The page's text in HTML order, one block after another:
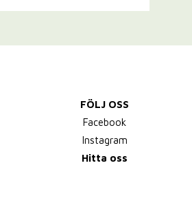
FÖLJ OSS
Facebook
Instagram
Hitta oss